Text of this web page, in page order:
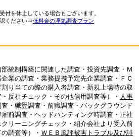
付を休止している場合もございます。
ください⇒低料金の浮気調査プラン
統制構築に関連した調査・投資先調査・Ｍ
業の調査・業務提携予定先企業調査・ＦＣ
り当ての際の購入者調査・新規上場時の取
反社チェック・その他信用調査等）・ 人事
・職歴調査・前職調査・バックグラウンド
前調査・ヘッドハンティング時調査・正社
リーニングチェック・紹介会社より受入前
調査等）・ ＷＥＢ風評被害トラブル及び誹